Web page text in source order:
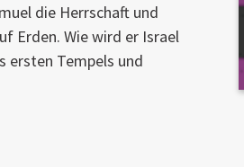
die Herrschaft und
Erden. Wie wird er Israel
ersten Tempels und